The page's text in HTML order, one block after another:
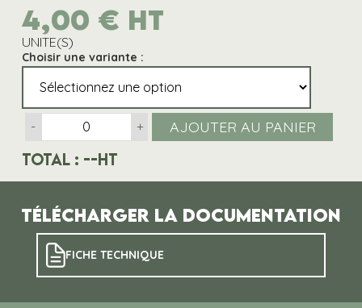
4,00 € HT
UNITE(S)
Choisir une variante :
- + AJOUTER AU PANIER
Total : --HT
Télécharger la documentation
FICHE TECHNIQUE